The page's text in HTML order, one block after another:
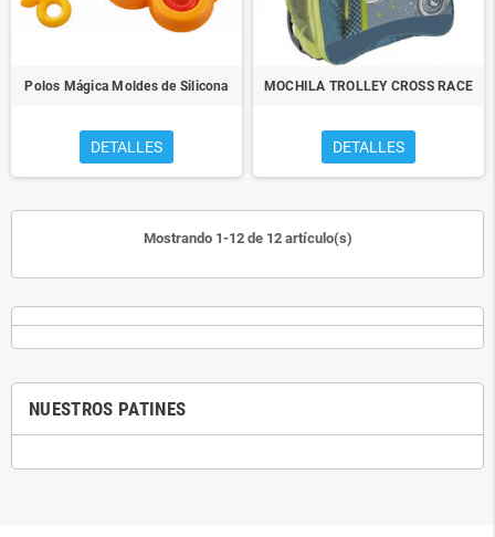
NUESTROS PATINES
Polos Mágica Moldes de Silicona
DETALLES
MOCHILA TROLLEY CROSS RACE
DETALLES
Mostrando 1-12 de 12 artículo(s)